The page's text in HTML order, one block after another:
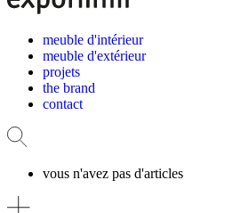
meuble d'intérieur
meuble d'extérieur
projets
the brand
contact
vous n'avez pas d'articles